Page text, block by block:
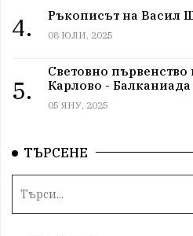
4. Ръкописът на Васил
08 ЮЛИ, 2025
5.
Световно
Карлово - Балканиада
05 ЯНУ, 2025
ТЪРСЕНЕ